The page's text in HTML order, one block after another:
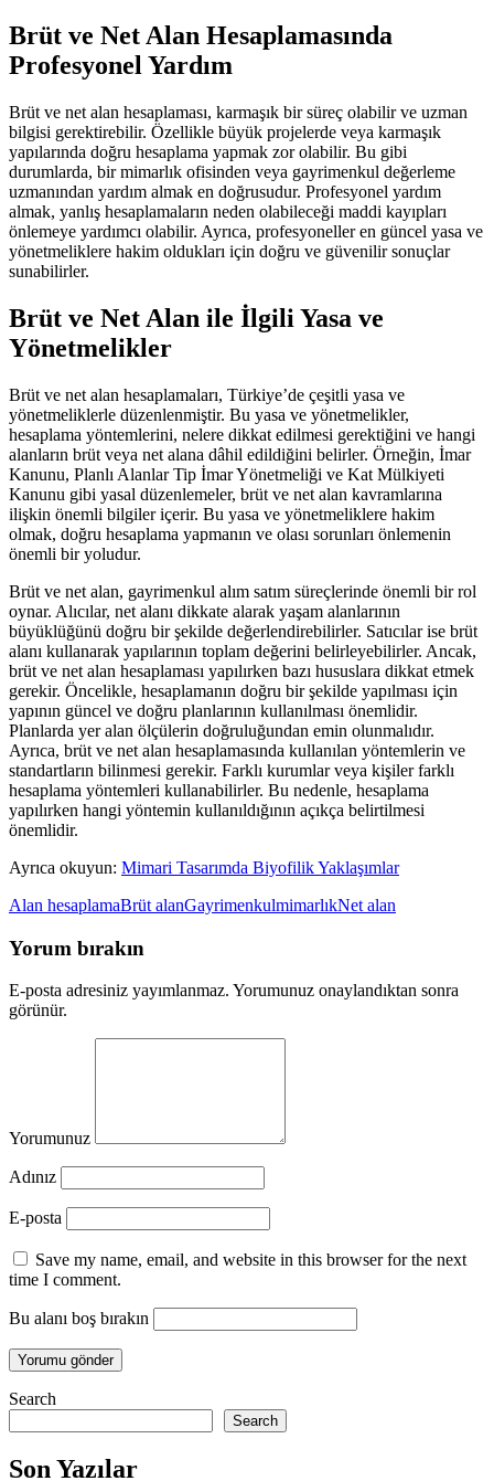
Brüt ve Net Alan Hesaplamasında
Profesyonel Yardım
Brüt ve net alan hesaplaması, karmaşık bir süreç olabilir ve uzman
bilgisi gerektirebilir. Özellikle büyük projelerde veya karmaşık
yapılarında doğru hesaplama yapmak zor olabilir. Bu gibi
durumlarda, bir mimarlık ofisinden veya gayrimenkul değerleme
uzmanından yardım almak en doğrusudur. Profesyonel yardım
almak, yanlış hesaplamaların neden olabileceği maddi kayıpları
önlemeye yardımcı olabilir. Ayrıca, profesyoneller en güncel yasa ve
yönetmeliklere hakim oldukları için doğru ve güvenilir sonuçlar
sunabilirler.
Brüt ve Net Alan ile İlgili Yasa ve
Yönetmelikler
Brüt ve net alan hesaplamaları, Türkiye’de çeşitli yasa ve
yönetmeliklerle düzenlenmiştir. Bu yasa ve yönetmelikler,
hesaplama yöntemlerini, nelere dikkat edilmesi gerektiğini ve hangi
alanların brüt veya net alana dâhil edildiğini belirler. Örneğin, İmar
Kanunu, Planlı Alanlar Tip İmar Yönetmeliği ve Kat Mülkiyeti
Kanunu gibi yasal düzenlemeler, brüt ve net alan kavramlarına
ilişkin önemli bilgiler içerir. Bu yasa ve yönetmeliklere hakim
olmak, doğru hesaplama yapmanın ve olası sorunları önlemenin
önemli bir yoludur.
Brüt ve net alan, gayrimenkul alım satım süreçlerinde önemli bir rol
oynar. Alıcılar, net alanı dikkate alarak yaşam alanlarının
büyüklüğünü doğru bir şekilde değerlendirebilirler. Satıcılar ise brüt
alanı kullanarak yapılarının toplam değerini belirleyebilirler. Ancak,
brüt ve net alan hesaplaması yapılırken bazı hususlara dikkat etmek
gerekir. Öncelikle, hesaplamanın doğru bir şekilde yapılması için
yapının güncel ve doğru planlarının kullanılması önemlidir.
Planlarda yer alan ölçülerin doğruluğundan emin olunmalıdır.
Ayrıca, brüt ve net alan hesaplamasında kullanılan yöntemlerin ve
standartların bilinmesi gerekir. Farklı kurumlar veya kişiler farklı
hesaplama yöntemleri kullanabilirler. Bu nedenle, hesaplama
yapılırken hangi yöntemin kullanıldığının açıkça belirtilmesi
önemlidir.
Ayrıca okuyun: Mimari Tasarımda Biyofilik Yaklaşımlar
Alan hesaplamaBrüt alanGayrimenkulmimarlıkNet alan
Yorum bırakın
E-posta adresiniz yayımlanmaz. Yorumunuz onaylandıktan sonra
görünür.
Yorumunuz
Adınız
E-posta
Save my name, email, and website in this browser for the next
time I comment.
Bu alanı boş bırakın
Search
Search
Son Yazılar